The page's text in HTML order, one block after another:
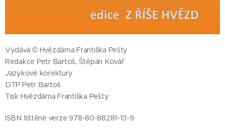
Vydává © Hvězdárna Františka Pešty
Redakce Petr Bartoš, Štěpán Kovář
Jazykové korektury
DTP Petr Bartoš
Tisk Hvězdárna Františka Pešty
ISBN tištěné verze 978-80-88281-13-9